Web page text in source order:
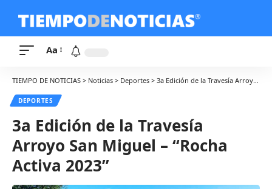
Aa
TIEMPO DE NOTICIAS > Noticias > Deportes > 3a Edición de la Travesía Arroyo San Miguel – “Rocha Activa 2023”
DEPORTES
3a Edición de la Travesía
Arroyo San Miguel – “Rocha
Activa 2023”